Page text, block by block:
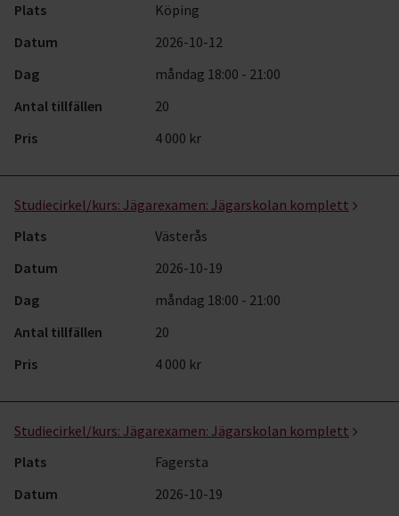
Plats
Köping
Datum
2026-10-12
Dag
måndag 18:00 - 21:00
Antal tillfällen
20
Pris
4 000 kr
Studiecirkel/kurs: Jägarexamen: Jägarskolan komplett
Plats
Västerås
Datum
2026-10-19
Dag
måndag 18:00 - 21:00
Antal tillfällen
20
Pris
4 000 kr
Studiecirkel/kurs: Jägarexamen: Jägarskolan komplett
Plats
Fagersta
Datum
2026-10-19